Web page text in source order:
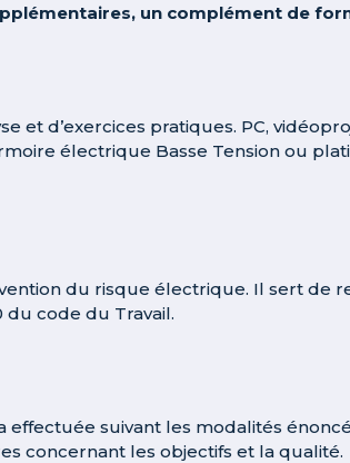
un complément de
et d’exercices pratiques. PC,
électrique Basse Tension ou
du risque électrique. Il sert de
du code du Travail.
suivant les modalités
concernant les objectifs et la qualité.